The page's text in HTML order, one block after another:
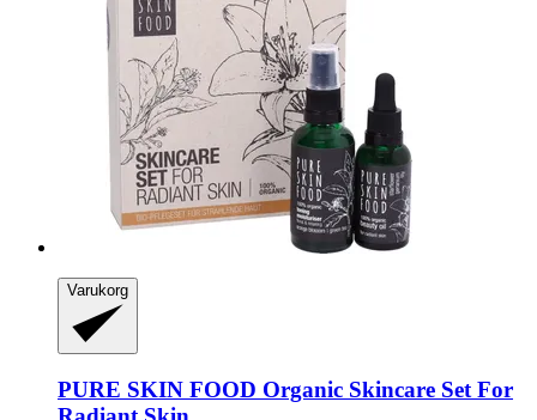
Varukorg
PURE SKIN FOOD Organic Skincare Set For